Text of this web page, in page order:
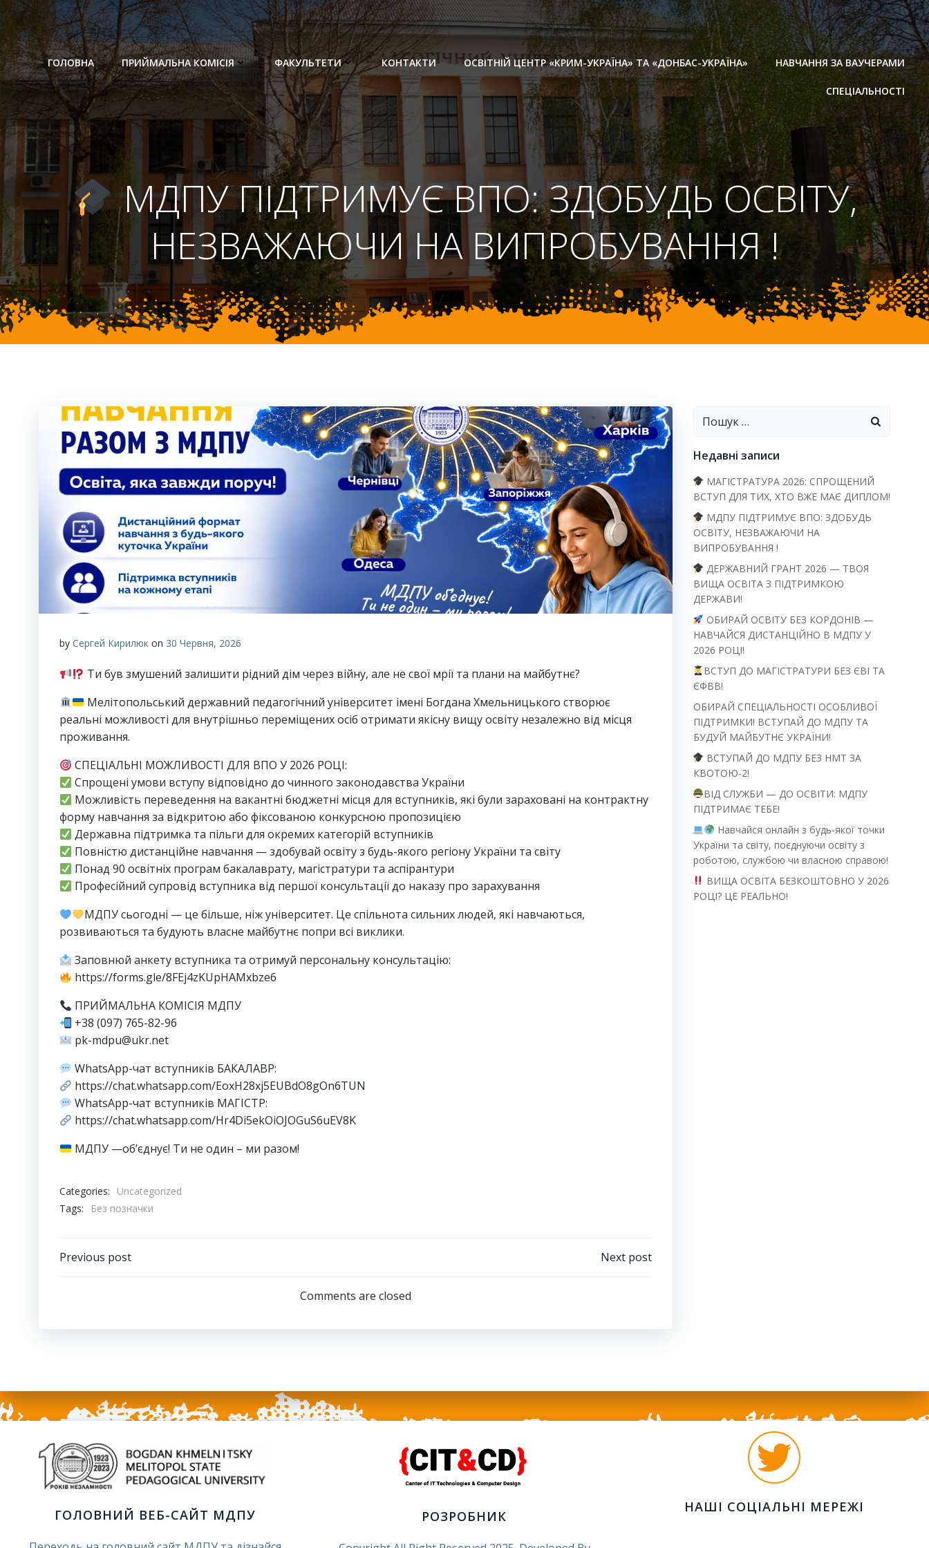
Перейти
вмісту
ГОЛОВНА ПРИЙМАЛЬНА КОМІСІЯ ФАКУЛЬТЕТИ КОНТАКТИ ОСВІТНІЙ ЦЕНТР «КРИМ-УКРАЇНА» ТА «ДОНБАС-УКРАЇНА» НАВЧАННЯ ЗА ВАУЧЕРАМИ
СПЕЦІАЛЬНОСТІ
МДПУ ПІДТРИМУЄ ВПО: ЗДОБУДЬ ОСВІТУ,
НЕЗВАЖАЮЧИ НА ВИПРОБУВАННЯ !
by Сергей Кирилюк on 30 Червня, 2026
Ти був змушений залишити рідний дім через війну, але не свої мрії та плани на майбутнє?
Мелітопольський державний педагогічний університет імені Богдана Хмельницького створює
реальні можливості для внутрішньо переміщених осіб отримати якісну вищу освіту незалежно від місця
проживання.
СПЕЦІАЛЬНІ МОЖЛИВОСТІ ДЛЯ ВПО У 2026 РОЦІ:
Спрощені умови вступу відповідно до чинного законодавства України
Можливість переведення на вакантні бюджетні місця для вступників, які були зараховані на контрактну
форму навчання за відкритою або фіксованою конкурсною пропозицією
Державна підтримка та пільги для окремих категорій вступників
Повністю дистанційне навчання — здобувай освіту з будь-якого регіону України та світу
Понад 90 освітніх програм бакалаврату, магістратури та аспірантури
Професійний супровід вступника від першої консультації до наказу про зарахування
МДПУ сьогодні — це більше, ніж університет. Це спільнота сильних людей, які навчаються,
розвиваються та будують власне майбутнє попри всі виклики.
Заповнюй анкету вступника та отримуй персональну консультацію:
https://forms.gle/8FEj4zKUpHAMxbze6
ПРИЙМАЛЬНА КОМІСІЯ МДПУ
+38 (097) 765-82-96
pk-mdpu@ukr.net
WhatsApp-чат вступників БАКАЛАВР:
https://chat.whatsapp.com/EoxH28xj5EUBdO8gOn6TUN
WhatsApp-чат вступників МАГІСТР:
https://chat.whatsapp.com/Hr4Di5ekOiOJOGuS6uEV8K
МДПУ —об’єднує! Ти не один – ми разом!
Categories:
Uncategorized
Tags:
Без позначки
Навігація
Previous post
запису
Next post
Comments are closed
Пошук:
Недавні записи
МАГІСТРАТУРА 2026: СПРОЩЕНИЙ
ВСТУП ДЛЯ ТИХ, ХТО ВЖЕ МАЄ ДИПЛОМ!
МДПУ ПІДТРИМУЄ ВПО: ЗДОБУДЬ
ОСВІТУ, НЕЗВАЖАЮЧИ НА
ВИПРОБУВАННЯ !
ДЕРЖАВНИЙ ГРАНТ 2026 — ТВОЯ
ВИЩА ОСВІТА З ПІДТРИМКОЮ
ДЕРЖАВИ!
ОБИРАЙ ОСВІТУ БЕЗ КОРДОНІВ —
НАВЧАЙСЯ ДИСТАНЦІЙНО В МДПУ У
2026 РОЦІ!
ВСТУП ДО МАГІСТРАТУРИ БЕЗ ЄВІ ТА
ЄФВВ!
ОБИРАЙ СПЕЦІАЛЬНОСТІ ОСОБЛИВОЇ
ПІДТРИМКИ! ВСТУПАЙ ДО МДПУ ТА
БУДУЙ МАЙБУТНЄ УКРАЇНИ!
ВСТУПАЙ ДО МДПУ БЕЗ НМТ ЗА
КВОТОЮ-2!
ВІД СЛУЖБИ — ДО ОСВІТИ: МДПУ
ПІДТРИМАЄ ТЕБЕ!
Навчайся онлайн з будь-якої точки
України та світу, поєднуючи освіту з
роботою, службою чи власною справою!
ВИЩА ОСВІТА БЕЗКОШТОВНО У 2026
РОЦІ? ЦЕ РЕАЛЬНО!
ГОЛОВНИЙ ВЕБ-САЙТ МДПУ РОЗРОБНИК
НАШІ СОЦІАЛЬНІ МЕРЕЖІ